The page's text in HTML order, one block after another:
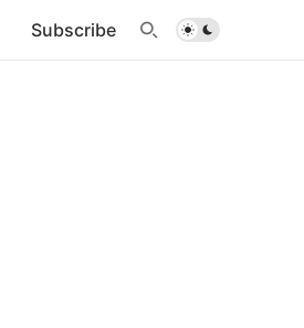
Subscribe